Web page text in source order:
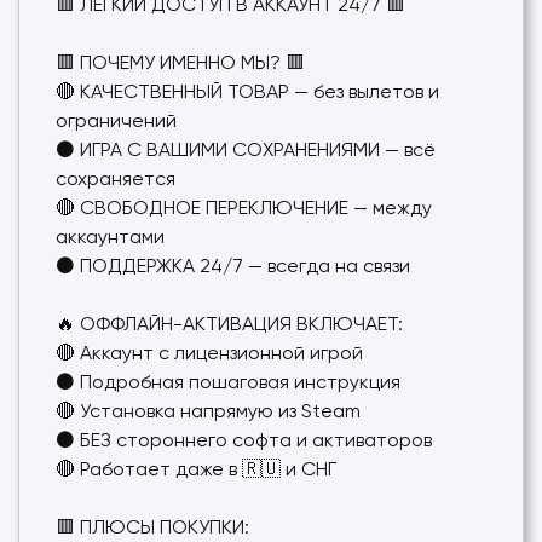
🟥 ЛЕГКИЙ ДОСТУП В АККАУНТ 24/7 🟥
🟥 ПОЧЕМУ ИМЕННО МЫ? 🟥
🔴 КАЧЕСТВЕННЫЙ ТОВАР — без вылетов и
ограничений
⚫ ИГРА С ВАШИМИ СОХРАНЕНИЯМИ — всё
сохраняется
🔴 СВОБОДНОЕ ПЕРЕКЛЮЧЕНИЕ — между
аккаунтами
⚫ ПОДДЕРЖКА 24/7 — всегда на связи
🔥 ОФФЛАЙН-АКТИВАЦИЯ ВКЛЮЧАЕТ:
🔴 Аккаунт с лицензионной игрой
⚫ Подробная пошаговая инструкция
🔴 Установка напрямую из Steam
⚫ БЕЗ стороннего софта и активаторов
🔴 Работает даже в 🇷🇺 и СНГ
🟥 ПЛЮСЫ ПОКУПКИ: